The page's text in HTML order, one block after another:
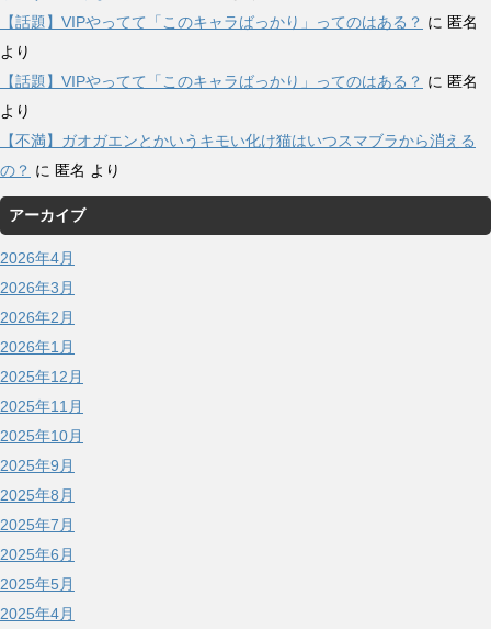
【話題】VIPやってて「このキャラばっかり」ってのはある？ に 匿名
より
【話題】VIPやってて「このキャラばっかり」ってのはある？ に 匿名
より
【不満】ガオガエンとかいうキモい化け猫はいつスマブラから消える
の？ に 匿名 より
アーカイブ
2026年4月
2026年3月
2026年2月
2026年1月
2025年12月
2025年11月
2025年10月
2025年9月
2025年8月
2025年7月
2025年6月
2025年5月
2025年4月